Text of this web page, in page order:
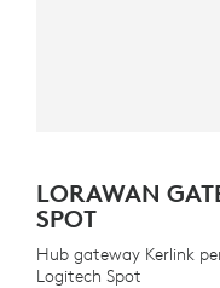
LORAWAN
SPOT
Hub gateway Kerlink
Logitech Spot